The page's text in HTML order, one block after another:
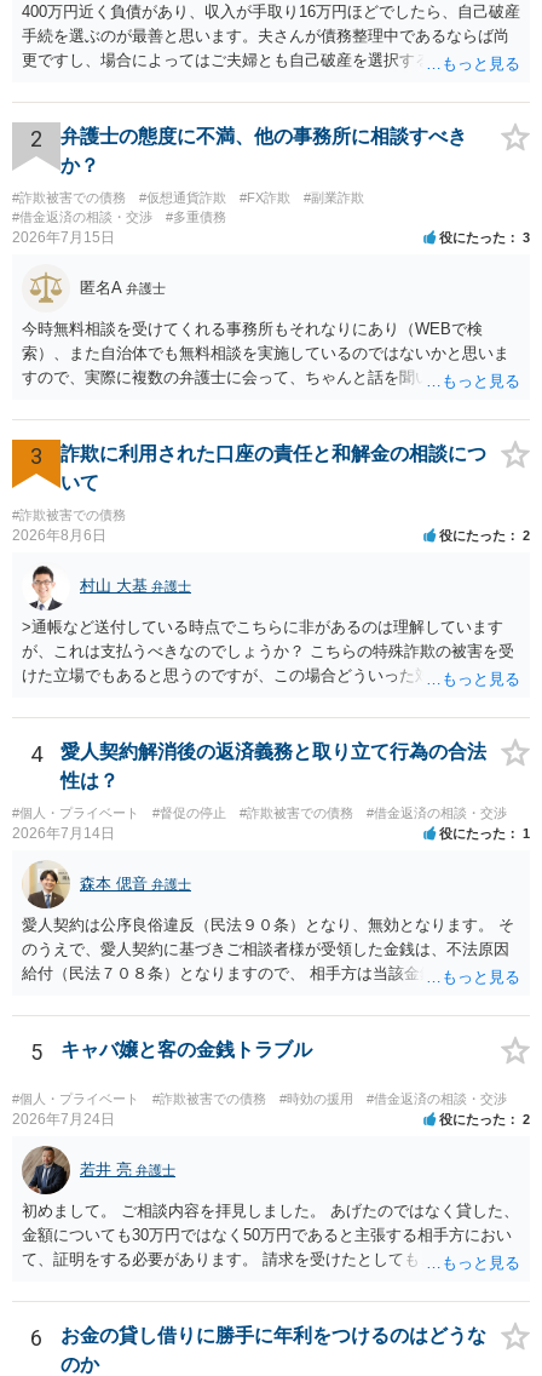
400万円近く負債があり、収入が手取り16万円ほどでしたら、自己破産
手続を選ぶのが最善と思います。夫さんが債務整理中であるならば尚
更ですし、場合によってはご夫婦とも自己破産を選択する方法もある
2
弁護士の態度に不満、他の事務所に相談すべき
か？
#詐欺被害での債務 #仮想通貨詐欺 #FX詐欺
#副業詐欺
#借金返済の相談・交渉
#多重債務
2026年7月15日 役にたった 3
匿名A 弁護士
今時無料相談を受けてくれる事務所もそれなりにあり（WEBで検
索）、また自治体でも無料相談を実施しているのではないかと思いま
すので、実際に複数の弁護士に会って、ちゃんと話を聞いてくれる
はそもそも事案を把握できていないようですので、御相談の案件につ
いては弁護士として能力不足なのかもしれません。相手にしない方が
良いと思います。ただ、仮想通貨詐欺の被害回復は現実的には難しい
かもしれません。
3
詐欺に利用された口座の責任と和解金の相談につ
いて
#詐欺被害での債務
2026年8月6日 役にたった 2
村山 大基 弁護士
>通帳など送付している時点でこちらに非があるのは理解しています
が、これは支払うべきなのでしょうか？ こちらの特殊詐欺の被害を受
けた立場でもあると思うのですが、この場合どういった対処が必要で
がいいとは思います。 そもそも、特殊詐欺関係なく旦那さんの行為
は法に触れる可能性もあります。 ＞100万を支払わず穏便に和解する
ことは可能でしょうか？ →一般的には難しいです。相談者さんも１０
０万円の被害を受けたとして、１円も払わないで和解したいと言われ
たら、 できるだけ重い刑罰を与えて欲しい、と思われるのではない
でしょうか。 ＞弁護士さんに入ってもらうことで支払額が下がること
はありますか？ そこはあり得ます、ただ、弁護士費用かけるならその
分賠償に回すことも考えられるので、 兼ね合いは考えてみましょう。
4
愛人契約解消後の返済義務と取り立て行為の合法
性は？
#個人・プライベート #督促の停止 #詐欺被害での債務 #借金返済の相談・交渉
2026年7月14日 役にたった 1
森本 偲音 弁護士
愛人契約は公序良俗違反（民法９０条）となり、無効となります。 そ
のうえで、愛人契約に基づきご相談者様が受領した金銭は、不法原因
給付（民法７０８条）となりますので、 相手方は当該金銭の返還請求
5 キャバ嬢と客の金銭トラブル
#個人・プライベート #詐欺被害での債務 #時効の援用 #借金返済の相談・交渉
2026年7月24日 役にたった 2
若井 亮 弁護士
初めまして。 ご相談内容を拝見しました。 あげたのではなく貸した、
金額についても30万円ではなく50万円であると主張する相手方におい
て、証明をする必要があります。 請求を受けたとしても、もらったも
れることになるでしょう。 請求があるまでは、こちらからアクション
を起こす必要はないかと思います。
6
お金の貸し借りに勝手に年利をつけるのはどうな
のか